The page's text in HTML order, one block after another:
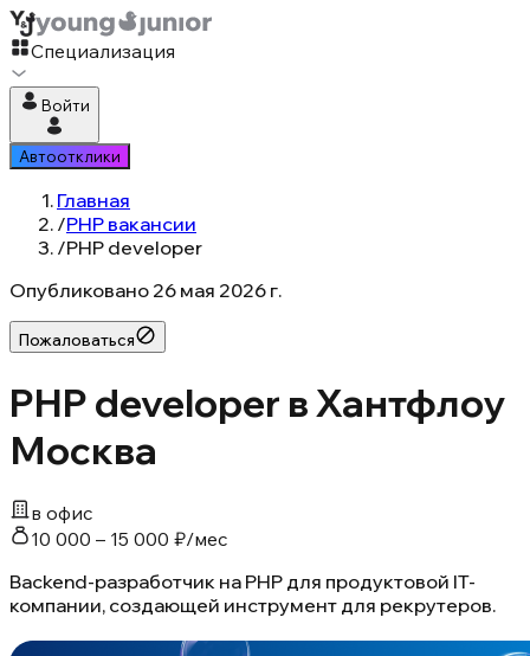
Специализация
Войти
Автоотклики
Главная
/PHP вакансии
/PHP developer
Опубликовано 26 мая 2026 г.
Пожаловаться
PHP developer в Хантфлоу
Москва
в офис
10 000 – 15 000 ₽/мес
Backend-разработчик на PHP для продуктовой IT-
компании, создающей инструмент для рекрутеров.